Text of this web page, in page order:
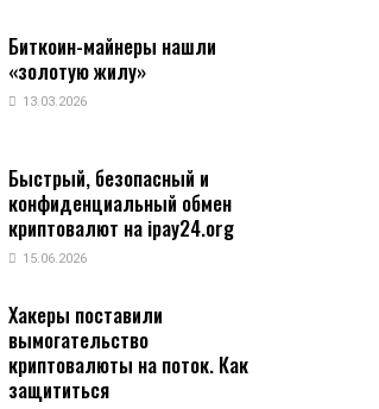
Биткоин-майнеры нашли
«золотую жилу»
13.03.2026
Быстрый, безопасный и
конфиденциальный обмен
криптовалют на ipay24.org
15.06.2026
Хакеры поставили
вымогательство
криптовалюты на поток. Как
защититься